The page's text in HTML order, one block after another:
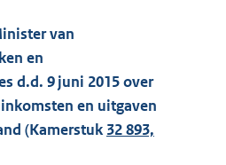
van
en
d.d. 9 juni 2015 over
en uitgaven
(Kamerstuk 32 893,